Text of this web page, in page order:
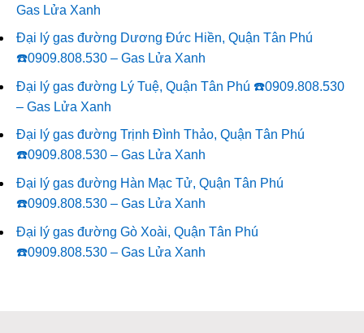
Gas Lửa Xanh
Đại lý gas đường Dương Đức Hiền, Quận Tân Phú
☎️0909.808.530 – Gas Lửa Xanh
Đại lý gas đường Lý Tuệ, Quận Tân Phú ☎️0909.808.530
– Gas Lửa Xanh
Đại lý gas đường Trịnh Đình Thảo, Quận Tân Phú
☎️0909.808.530 – Gas Lửa Xanh
Đại lý gas đường Hàn Mạc Tử, Quận Tân Phú
☎️0909.808.530 – Gas Lửa Xanh
Đại lý gas đường Gò Xoài, Quận Tân Phú
☎️0909.808.530 – Gas Lửa Xanh